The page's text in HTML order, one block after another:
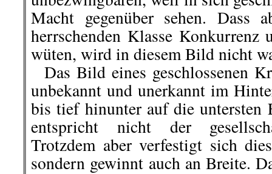
Macht gegenüber sehen. Dass
herrschenden Klasse Konkurrenz
wüten, wird in diesem Bild nicht
Das Bild eines geschlossenen
unbekannt und unerkannt im
bis tief hinunter auf die untersten
entspricht nicht der
Trotzdem aber verfestigt sich
sondern gewinnt auch an Breite.